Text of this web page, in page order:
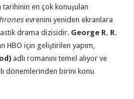
tarihinin en çok konuşulan
evrenini yeniden ekranlara
drama dizisidir. George R. R.
HBO için geliştirilen yapım,
adlı romanını temel alıyor ve
dönemlerinden birini konu